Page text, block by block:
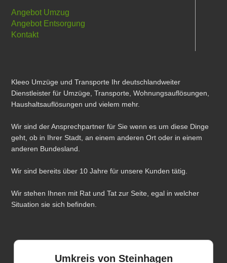
Angebot Umzug
Angebot Entsorgung
Kontakt
Kleeo Umzüge und Transporte Ihr deutschlandweiter
Dienstleister für Umzüge, Transporte, Wohnungsauflösungen,
Haushaltsauflösungen und vielem mehr.
Wir sind der Ansprechpartner für Sie wenn es um diese Dinge
geht, ob in Ihrer Stadt, an einem anderen Ort oder in einem
anderen Bundesland.
Wir sind bereits über 10 Jahre für unsere Kunden tätig.
Wir stehen Ihnen mit Rat und Tat zur Seite, egal in welcher
Situation sie sich befinden.
Umkreis von Steinhagen